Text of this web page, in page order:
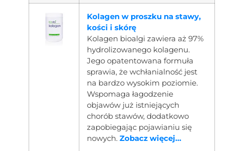
Kolagen w proszku na stawy,
kości i skórę
Kolagen bioalgi zawiera aż 97%
hydrolizowanego kolagenu.
Jego opatentowana formuła
sprawia, że wchłanialność jest
na bardzo wysokim poziomie.
Wspomaga łagodzenie
objawów już istniejących
chorób stawów, dodatkowo
zapobiegając pojawianiu się
nowych. Zobacz więcej...